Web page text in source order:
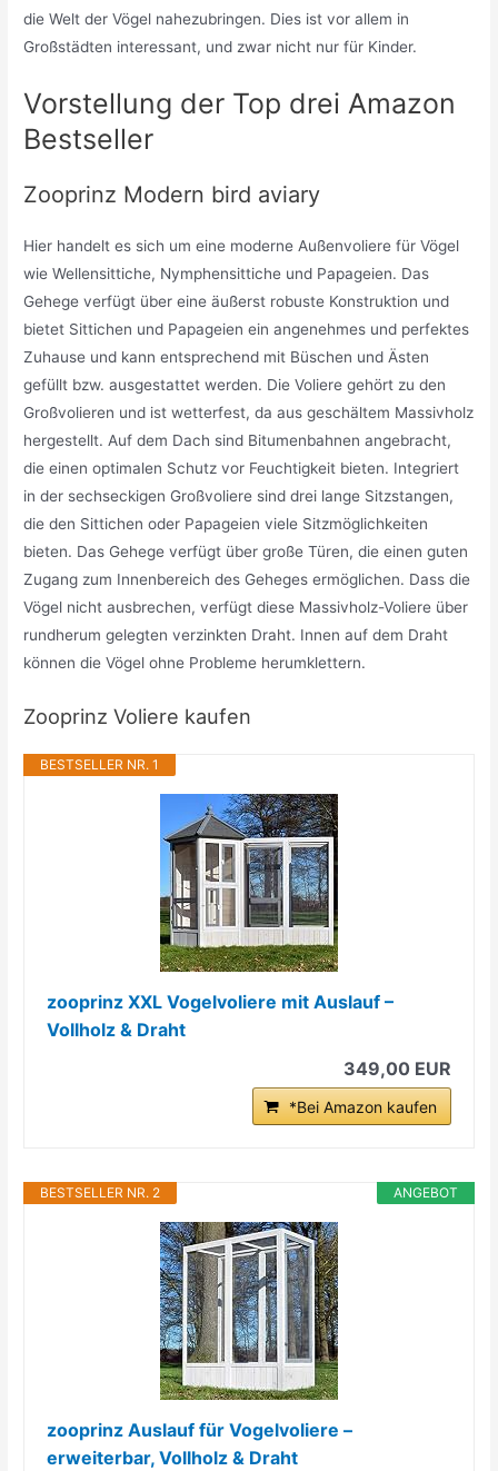
die Welt der Vögel nahezubringen. Dies ist vor allem in
Großstädten interessant, und zwar nicht nur für Kinder.
Vorstellung der Top drei Amazon
Bestseller
Zooprinz Modern bird aviary
Hier handelt es sich um eine moderne Außenvoliere für Vögel
wie Wellensittiche, Nymphensittiche und Papageien. Das
Gehege verfügt über eine äußerst robuste Konstruktion und
bietet Sittichen und Papageien ein angenehmes und perfektes
Zuhause und kann entsprechend mit Büschen und Ästen
gefüllt bzw. ausgestattet werden. Die Voliere gehört zu den
Großvolieren und ist wetterfest, da aus geschältem Massivholz
hergestellt. Auf dem Dach sind Bitumenbahnen angebracht,
die einen optimalen Schutz vor Feuchtigkeit bieten. Integriert
in der sechseckigen Großvoliere sind drei lange Sitzstangen,
die den Sittichen oder Papageien viele Sitzmöglichkeiten
bieten. Das Gehege verfügt über große Türen, die einen guten
Zugang zum Innenbereich des Geheges ermöglichen. Dass die
Vögel nicht ausbrechen, verfügt diese Massivholz-Voliere über
rundherum gelegten verzinkten Draht. Innen auf dem Draht
können die Vögel ohne Probleme herumklettern.
Zooprinz Voliere kaufen
BESTSELLER NR. 1
zooprinz XXL Vogelvoliere mit Auslauf –
Vollholz & Draht
349,00 EUR
*Bei Amazon kaufen
ANGEBOT
BESTSELLER NR. 2
zooprinz Auslauf für Vogelvoliere –
erweiterbar, Vollholz & Draht